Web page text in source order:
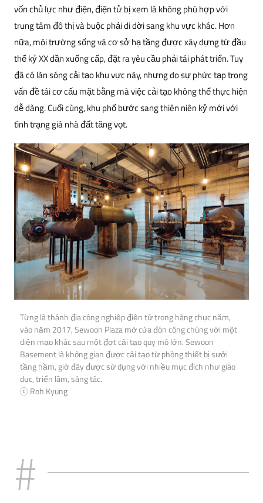
vốn chủ lực như điện, điện tử bị xem là không phù hợp với
trung tâm đô thị và buộc phải di dời sang khu vực khác. Hơn
nữa, môi trường sống và cơ sở hạ tầng được xây dựng từ đầu
thế kỷ XX dần xuống cấp, đặt ra yêu cầu phải tái phát triển. Tuy
đã có làn sóng cải tạo khu vực này, nhưng do sự phức tạp trong
vấn đề tái cơ cấu mặt bằng mà việc cải tạo không thể thực hiện
dễ dàng. Cuối cùng, khu phố bước sang thiên niên kỷ mới với
tình trạng giá nhà đất tăng vọt.
Từng là thánh địa công nghiệp điện tử trong hàng chục năm,
vào năm 2017, Sewoon Plaza mở cửa đón công chúng với một
diện mạo khác sau một đợt cải tạo quy mô lớn. Sewoon
Basement là không gian được cải tạo từ phòng thiết bị sưởi
tầng hầm, giờ đây được sử dụng với nhiều mục đích như giáo
dục, triển lãm, sáng tác.
ⓒ Roh Kyung